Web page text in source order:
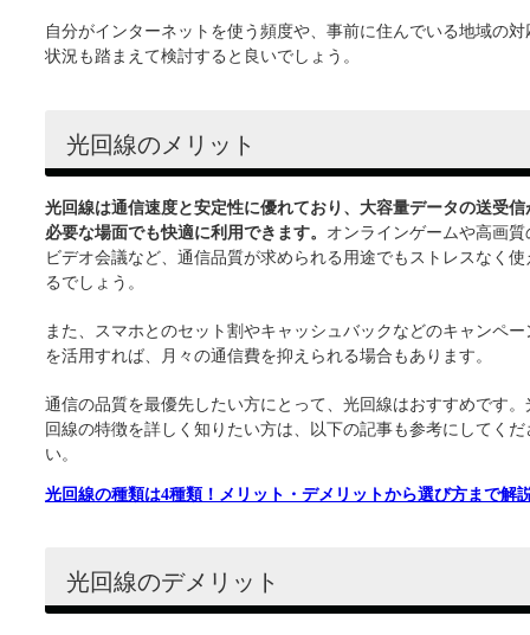
自分がインターネットを使う頻度や、事前に住んでいる地域の対
状況も踏まえて検討すると良いでしょう。
光回線のメリット
光回線は通信速度と安定性に優れており、大容量データの送受信
必要な場面でも快適に利用できます。 オンラインゲームや高画質
ビデオ会議など、通信品質が求められる用途でもストレスなく使
るでしょう。
また、スマホとのセット割やキャッシュバックなどのキャンペー
を活用すれば、月々の通信費を抑えられる場合もあります。
通信の品質を最優先したい方にとって、光回線はおすすめです。
回線の特徴を詳しく知りたい方は、以下の記事も参考にしてくだ
い。
光回線の種類は4種類！メリット・デメリットから選び方まで解
光回線のデメリット